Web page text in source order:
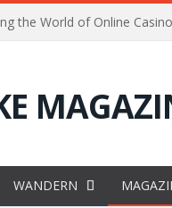
the World of Online
WANDERN